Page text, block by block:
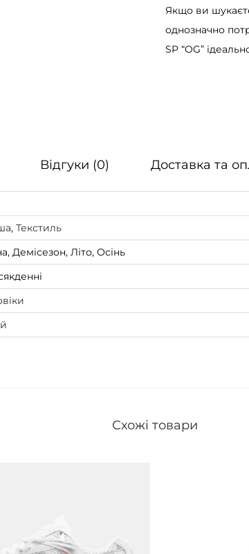
S
a
c
o
r
P
Якщо ви
однозначно
SP “OG”
Відгуки (0) Доставка та
, Текстиль
Демісезон, Літо, Осінь
Схожі товари